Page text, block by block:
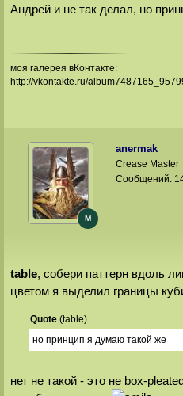
Андрей и не так делал, но
моя галерея вКонтакте:
http://vkontakte.ru/
anermak
M
Crease Master
Сообщений:
table, собери паттерн вдоль
цветом я выделил границы
Quote(table)
но принцип я думаю такой же
нет не такой - это не box-